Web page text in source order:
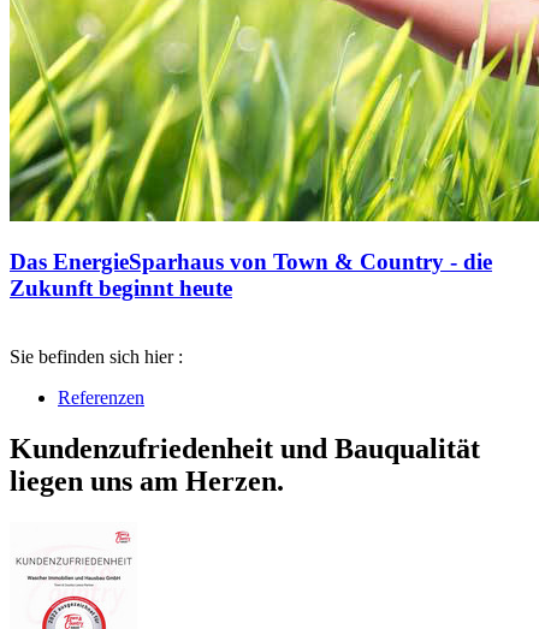
Das EnergieSparhaus von Town & Country - die
Zukunft beginnt heute
Sie befinden sich hier :
Referenzen
Kundenzufriedenheit und Bauqualität
liegen uns am Herzen.